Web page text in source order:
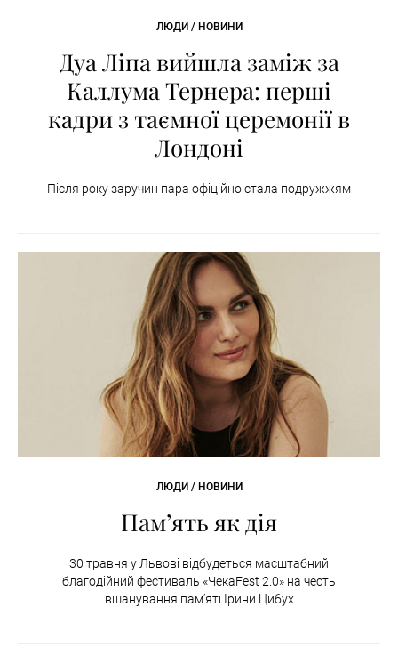
ЛЮДИ / НОВИНИ
Дуа Ліпа вийшла заміж за
Каллума Тернера: перші
кадри з таємної церемонії в
Лондоні
Після року заручин пара офіційно стала подружжям
ЛЮДИ / НОВИНИ
Пам’ять як дія
30 травня у Львові відбудеться масштабний
благодійний фестиваль «ЧекаFest 2.0» на честь
вшанування пам’яті Ірини Цибух